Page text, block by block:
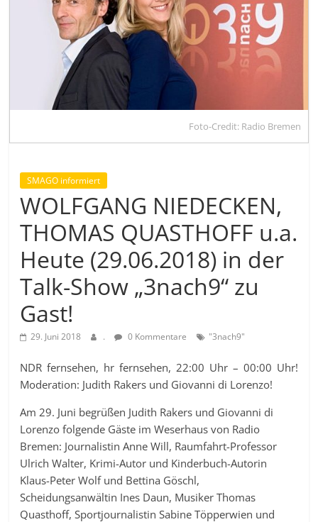
Foto-Credit: Radio Bremen
SMAGO informiert
WOLFGANG NIEDECKEN,
THOMAS QUASTHOFF u.a.
Heute (29.06.2018) in der
Talk-Show „3nach9“ zu
Gast!
29. Juni 2018 . 0 Kommentare "3nach9"
NDR fernsehen, hr fernsehen, 22:00 Uhr – 00:00 Uhr!
Moderation: Judith Rakers und Giovanni di Lorenzo!
Am 29. Juni begrüßen Judith Rakers und Giovanni di
Lorenzo folgende Gäste im Weserhaus von Radio
Bremen: Journalistin Anne Will, Raumfahrt-Professor
Ulrich Walter, Krimi-Autor und Kinderbuch-Autorin
Klaus-Peter Wolf und Bettina Göschl,
Scheidungsanwältin Ines Daun, Musiker Thomas
Quasthoff, Sportjournalistin Sabine Töpperwien und